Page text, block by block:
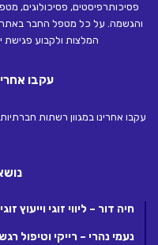
פסיכותרפיסטים, פסיכולוגים,
והגשמה. על כל מטפל החבר באתר
המלצות ולקבוע פגישת
עקבו
עקבו אחרינו במגוון רשתות חברתיות
חיה דור – ליווי זוגי
נעמי נהרי – רייקי וטיפול